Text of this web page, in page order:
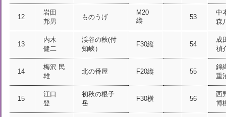
12
岩田
邦男
ものうげ
M20
縦
53
森
13
内木
健二
渓谷の秋(付
知峡）
F30縦 54
禎
14
梅沢 民
雄
北の番屋 F20縦 55
重
15
江口
登
初秋の根子
岳
F30横 56
博